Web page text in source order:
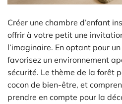
Créer une chambre d’enfant
offrir à votre petit une
l’imaginaire. En optant pour
favorisez un environnement
sécurité. Le thème de la forêt
cocon de bien-être, et
prendre en compte pour la